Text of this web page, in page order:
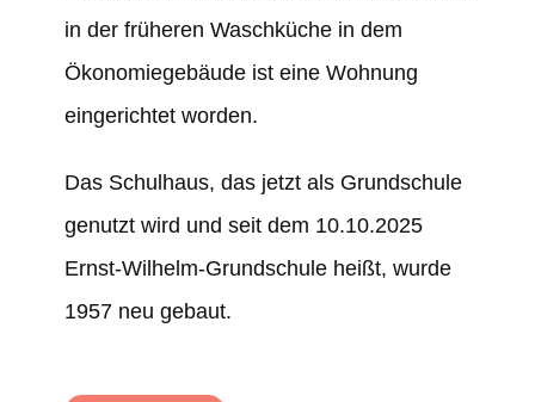
in der früheren Waschküche in dem
Ökonomiegebäude ist eine Wohnung
eingerichtet worden.
Das Schulhaus, das jetzt als Grundschule
genutzt wird und seit dem 10.10.2025
Ernst-Wilhelm-Grundschule heißt, wurde
1957 neu gebaut.